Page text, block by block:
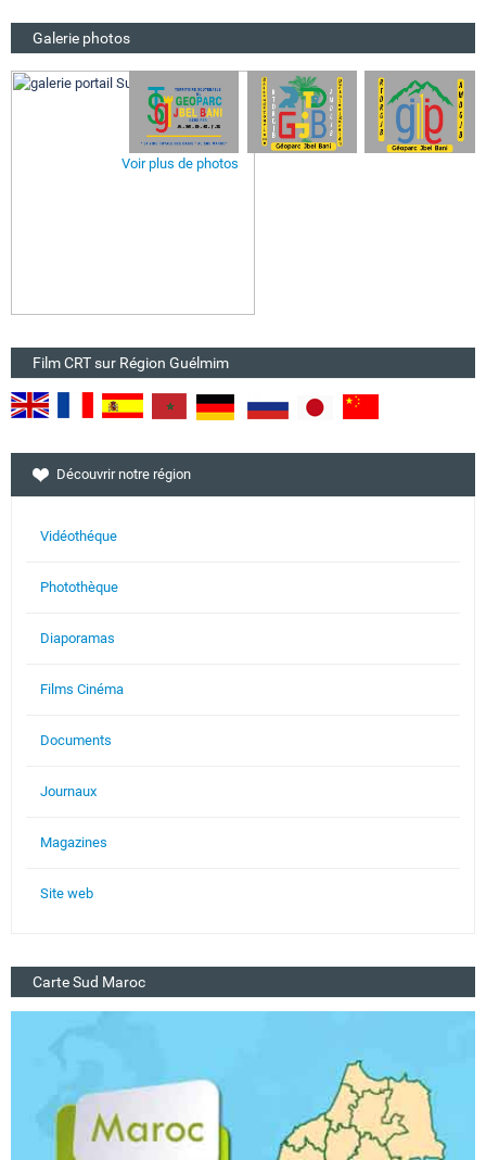
Galerie photos
Voir plus de photos
Film CRT sur Région Guélmim
Découvrir notre région
Vidéothéque
Photothèque
Diaporamas
Films Cinéma
Documents
Journaux
Magazines
Site web
Carte Sud Maroc